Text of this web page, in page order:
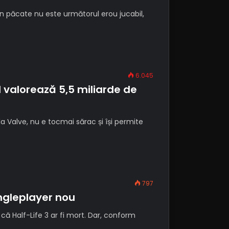
păcate nu este următorul erou jucabil,
6.045
valorează 5,5 miliarde de
Valve, nu e tocmai sărac și își permite
797
nou
Half-Life 3 ar fi mort. Dar, conform